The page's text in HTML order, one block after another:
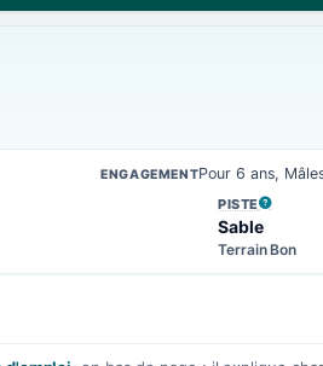
ENGAGEMENTPour 6 ans,
PISTE
, VOIR LA
Sable
Terrain Bon